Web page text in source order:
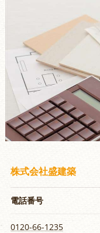
株式会社盛建築
電話番号
0120-66-1235